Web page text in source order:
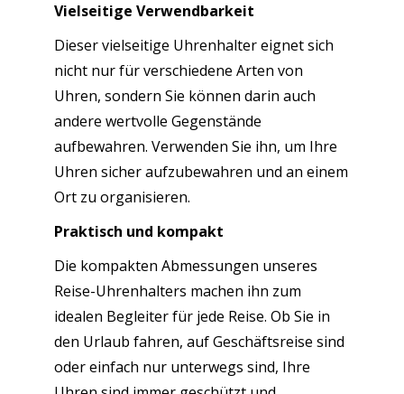
Vielseitige Verwendbarkeit
Dieser vielseitige Uhrenhalter eignet sich
nicht nur für verschiedene Arten von
Uhren, sondern Sie können darin auch
andere wertvolle Gegenstände
aufbewahren. Verwenden Sie ihn, um Ihre
Uhren sicher aufzubewahren und an einem
Ort zu organisieren.
Praktisch und kompakt
Die kompakten Abmessungen unseres
Reise-Uhrenhalters machen ihn zum
idealen Begleiter für jede Reise. Ob Sie in
den Urlaub fahren, auf Geschäftsreise sind
oder einfach nur unterwegs sind, Ihre